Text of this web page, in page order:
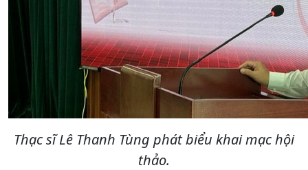
Thạc sĩ Lê Thanh Tùng phát biểu khai mạc hội
thảo.